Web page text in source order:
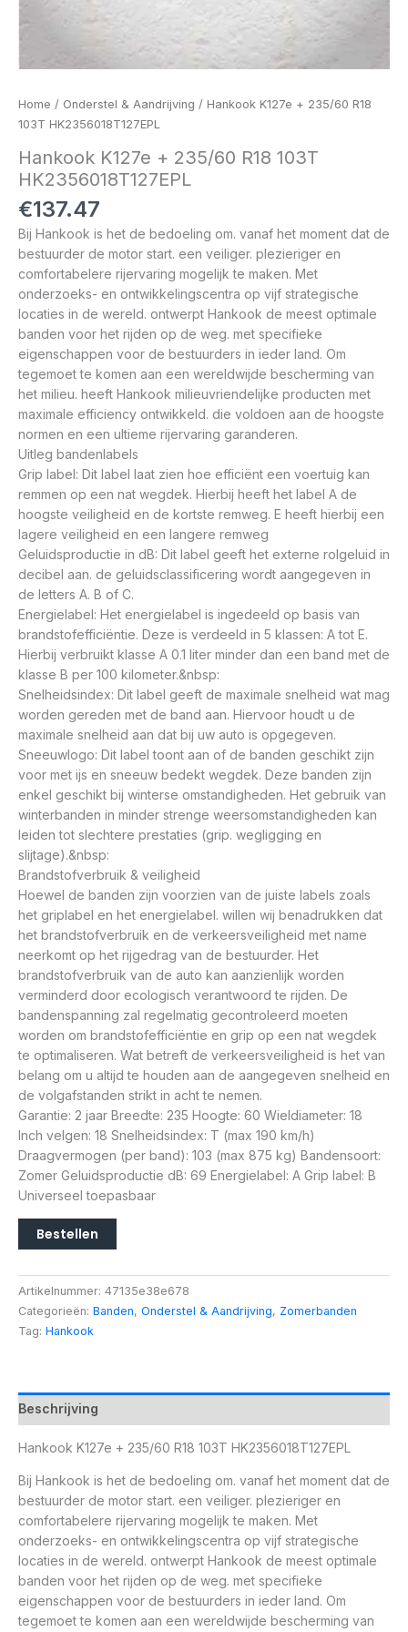
Home / Onderstel & Aandrijving / Hankook K127e + 235/60 R18
103T HK2356018T127EPL
Hankook K127e + 235/60 R18 103T
HK2356018T127EPL
€137.47
Bij Hankook is het de bedoeling om. vanaf het moment dat de
bestuurder de motor start. een veiliger. plezieriger en
comfortabelere rijervaring mogelijk te maken. Met
onderzoeks- en ontwikkelingscentra op vijf strategische
locaties in de wereld. ontwerpt Hankook de meest optimale
banden voor het rijden op de weg. met specifieke
eigenschappen voor de bestuurders in ieder land. Om
tegemoet te komen aan een wereldwijde bescherming van
het milieu. heeft Hankook milieuvriendelijke producten met
maximale efficiency ontwikkeld. die voldoen aan de hoogste
normen en een ultieme rijervaring garanderen.
Uitleg bandenlabels
Grip label: Dit label laat zien hoe efficiënt een voertuig kan
remmen op een nat wegdek. Hierbij heeft het label A de
hoogste veiligheid en de kortste remweg. E heeft hierbij een
lagere veiligheid en een langere remweg
Geluidsproductie in dB: Dit label geeft het externe rolgeluid in
decibel aan. de geluidsclassificering wordt aangegeven in
de letters A. B of C.
Energielabel: Het energielabel is ingedeeld op basis van
brandstofefficiëntie. Deze is verdeeld in 5 klassen: A tot E.
Hierbij verbruikt klasse A 0.1 liter minder dan een band met de
klasse B per 100 kilometer.&nbsp:
Snelheidsindex: Dit label geeft de maximale snelheid wat mag
worden gereden met de band aan. Hiervoor houdt u de
maximale snelheid aan dat bij uw auto is opgegeven.
Sneeuwlogo: Dit label toont aan of de banden geschikt zijn
voor met ijs en sneeuw bedekt wegdek. Deze banden zijn
enkel geschikt bij winterse omstandigheden. Het gebruik van
winterbanden in minder strenge weersomstandigheden kan
leiden tot slechtere prestaties (grip. wegligging en
slijtage).&nbsp:
Brandstofverbruik & veiligheid
Hoewel de banden zijn voorzien van de juiste labels zoals
het griplabel en het energielabel. willen wij benadrukken dat
het brandstofverbruik en de verkeersveiligheid met name
neerkomt op het rijgedrag van de bestuurder. Het
brandstofverbruik van de auto kan aanzienlijk worden
verminderd door ecologisch verantwoord te rijden. De
bandenspanning zal regelmatig gecontroleerd moeten
worden om brandstofefficiëntie en grip op een nat wegdek
te optimaliseren. Wat betreft de verkeersveiligheid is het van
belang om u altijd te houden aan de aangegeven snelheid en
de volgafstanden strikt in acht te nemen.
Garantie: 2 jaar Breedte: 235 Hoogte: 60 Wieldiameter: 18
Inch velgen: 18 Snelheidsindex: T (max 190 km/h)
Draagvermogen (per band): 103 (max 875 kg) Bandensoort:
Zomer Geluidsproductie dB: 69 Energielabel: A Grip label: B
Universeel toepasbaar
Bestellen
Artikelnummer: 47135e38e678
Categorieën: Banden, Onderstel & Aandrijving, Zomerbanden
Tag: Hankook
Beschrijving
Hankook K127e + 235/60 R18 103T HK2356018T127EPL
Bij Hankook is het de bedoeling om. vanaf het moment dat de
bestuurder de motor start. een veiliger. plezieriger en
comfortabelere rijervaring mogelijk te maken. Met
onderzoeks- en ontwikkelingscentra op vijf strategische
locaties in de wereld. ontwerpt Hankook de meest optimale
banden voor het rijden op de weg. met specifieke
eigenschappen voor de bestuurders in ieder land. Om
tegemoet te komen aan een wereldwijde bescherming van